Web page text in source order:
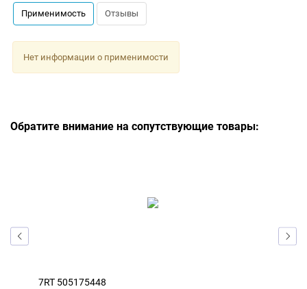
Применимость Отзывы
Нет информации о применимости
Обратите внимание на сопутствующие товары:
7RT 505175448